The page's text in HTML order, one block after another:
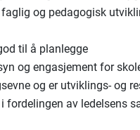
og pedagogisk
til å planlegge
og engasjement for
og er utviklings- og
fordelingen av ledelsens